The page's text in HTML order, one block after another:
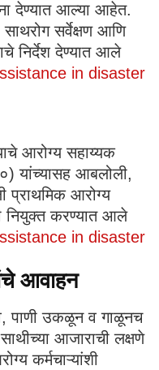
देण्यात आल्या आहेत.
सर्वेक्षण आणि
निर्देश देण्यात आले
in disaster
आरोग्य सहाय्यक
यांच्यासह आबलोली,
प्राथमिक आरोग्य
नियुक्त करण्यात आले
in disaster
आवाहन
पाणी उकळून व गाळूनच
आजाराची लक्षणे
कर्मचाऱ्यांशी